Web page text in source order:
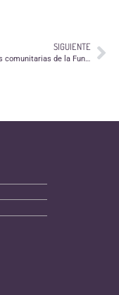
SIGUIENTE
Actividades comunitarias de la Fundación El Tranvía